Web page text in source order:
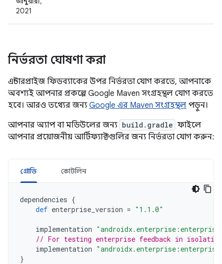
2021
নির্ভরতা ঘোষণা করা
এন্টারপ্রাইজ ফিডব্যাকের উপর নির্ভরতা যোগ করতে, আপনাকে
অবশ্যই আপনার প্রকল্পে Google Maven সংগ্রহস্থল যোগ করতে
হবে। আরও তথ্যের জন্য Google এর Maven সংগ্রহস্থল পড়ুন।
আপনার অ্যাপ বা মডিউলের জন্য build.gradle ফাইলে
আপনার প্রয়োজনীয় আর্টিফ্যাক্টগুলির জন্য নির্ভরতা যোগ করুন:
গ্রোভি কোটলিন
dependencies {
def enterprise_version = "1.1.0"
implementation
// For testing enterprise feedback in isolation
implementation
}